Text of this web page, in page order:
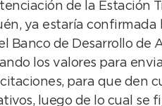
de la Estación
ya estaría confirmada
Banco de Desarrollo de
los valores para
para que den
luego de lo cual se